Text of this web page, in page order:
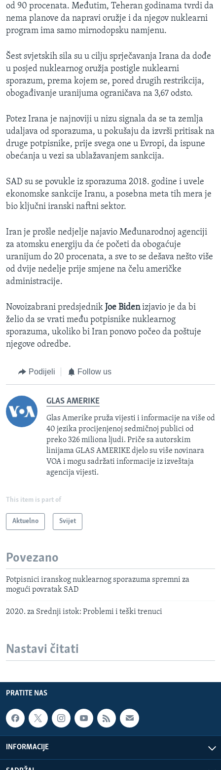
od 90 procenata. Međutim, Teheran godinama tvrdi da
nema planove da napravi oružje i da njegov nuklearni
program ima samo mirnodopsku namjenu.
Šest svjetskih sila su u cilju sprječavanja Irana da dođe
u posjed nuklearnog oružja postigle nuklearni
sporazum, prema kojem se, pored drugih restrikcija,
obogađivanje uranijuma ograničava na 3,67 odsto.
Potez Irana je najnoviji u nizu signala da se ta zemlja
udaljava od sporazuma, u pokušaju da izvrši pritisak na
druge potpisnike, prije svega one u Evropi, da ispune
obećanja u vezi sa ublažavanjem sankcija.
SAD su se povukle iz sporazuma 2018. godine i uvele
ekonomske sankcije Iranu, a posebna meta tih mera je
bio ključni iranski naftni sektor.
Iran je prošle nedjelje najavio Međunarodnoj agenciji
za atomsku energiju da će početi da obogaćuje
uranijum do 20 procenata, a sve to se dešava nešto više
od dvije nedelje prije smjene na čelu američke
administracije.
Novoizabrani predsjednik Joe Bidenizjavio je da bi
želio da se vrati među potpisnike nuklearnog
sporazuma, ukoliko bi Iran ponovo počeo da poštuje
njegove odredbe.
Podijeli Follow us
GLAS AMERIKE
Glas Amerike pruža vijesti i informacije na više od
40 jezika procijenjenoj sedmičnoj publici od
preko 326 miliona ljudi. Priče sa autorskim
linijama GLAS AMERIKE djelo su više novinara
VOA i mogu sadržati informacije iz izveštaja
agencija vijesti.
This item is part of
Aktuelno Svijet
Povezano
Potpisnici iranskog nuklearnog sporazuma spremni za
mogući povratak SAD
2020. za Srednji istok: Problemi i teški trenuci
Nastavi čitati
PRATITE NAS
INFORMACIJE